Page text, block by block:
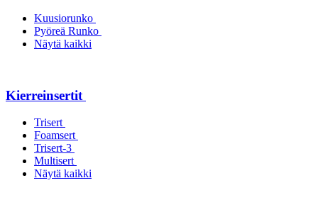
Kuusiorunko
Pyöreä Runko
Näytä kaikki
Kierreinsertit
Trisert
Foamsert
Trisert-3
Multisert
Näytä kaikki